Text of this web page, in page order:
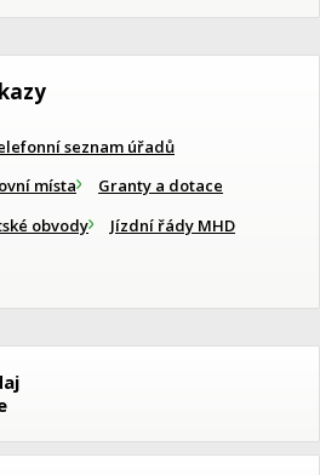
seznam úřadů
místa
Granty a dotace
obvody Jízdní řády MHD